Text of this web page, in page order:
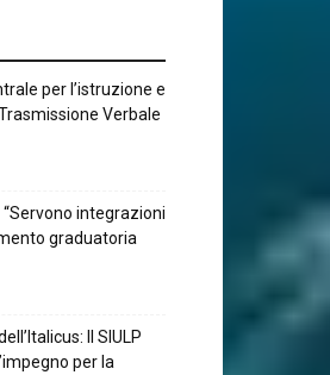
per l’istruzione e
Verbale
“Servono integrazioni
graduatoria
Il SIULP
per la